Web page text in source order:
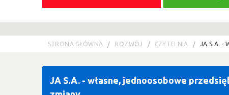
STRONA GŁÓWNA ROZWÓJ CZYTELNIA JA S.A. -
JA S.A. - własne, jednoosobowe